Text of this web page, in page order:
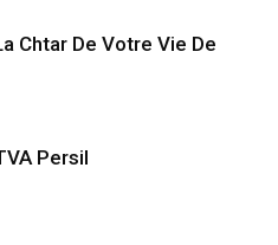
Chtar De Votre Vie De
Persil